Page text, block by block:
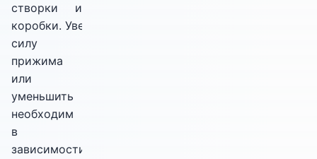
створки и
коробки. Увеличить
силу
прижима
или
уменьшить
необходим
в
зависимости